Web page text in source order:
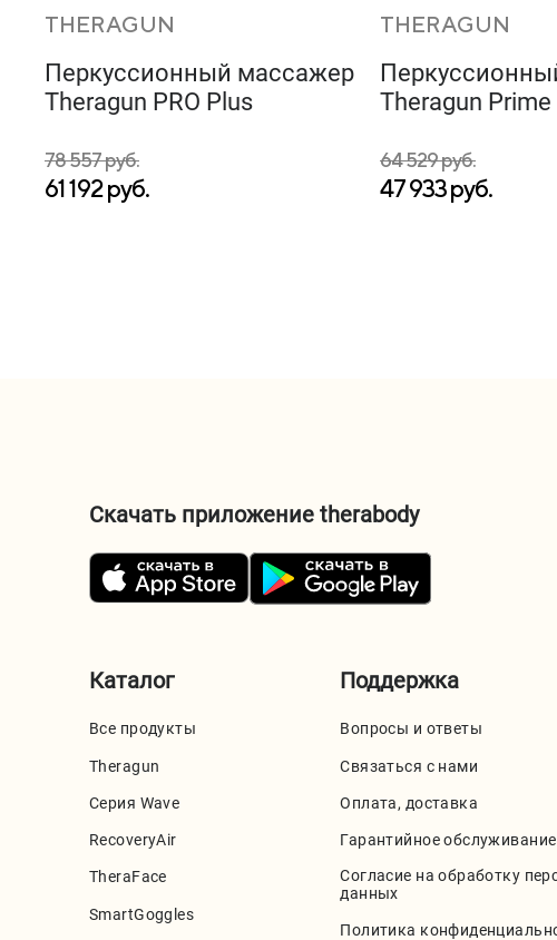
THERAGUN
Перкуссионный массажер
Theragun PRO Plus
78 557 руб.
61 192 руб.
THERAGUN
Theragun Prime
64 529 руб.
47 933 руб.
Каталог
Все продукты
Theragun
Серия Wave
RecoveryAir
TheraFace
SmartGoggles
Поддержка
Вопросы и ответы
Связаться с нами
Оплата, доставка
Гарантийное обслуживание
Согласие на обработку
данных
Политика
Скачать приложение therabody